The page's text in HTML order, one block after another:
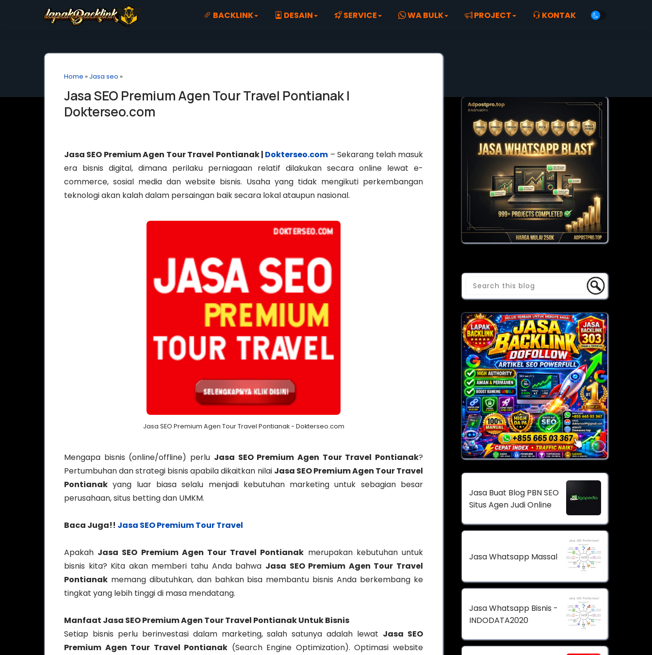
BACKLINK DESAIN SERVICE WA BULK PROJECT KONTAK
Home » Jasa seo »
Jasa SEO Premium Agen Tour Travel Pontianak |
Dokterseo.com
Jasa SEO Premium Agen Tour Travel Pontianak | Dokterseo.com – Sekarang telah masuk
era bisnis digital, dimana perilaku perniagaan relatif dilakukan secara online lewat e-
commerce, sosial media dan website bisnis. Usaha yang tidak mengikuti perkembangan
teknologi akan kalah dalam persaingan baik secara lokal ataupun nasional.
Jasa SEO Premium Agen Tour Travel Pontianak - Dokterseo.com
Mengapa bisnis (online/offline) perlu Jasa SEO Premium Agen Tour Travel Pontianak?
Pertumbuhan dan strategi bisnis apabila dikaitkan nilai Jasa SEO Premium Agen Tour Travel
Pontianak yang luar biasa selalu menjadi kebutuhan marketing untuk sebagian besar
perusahaan, situs betting dan UMKM.
Baca Juga!! Jasa SEO Premium Tour Travel
Apakah Jasa SEO Premium Agen Tour Travel Pontianak merupakan kebutuhan untuk
bisnis kita? Kita akan memberi tahu Anda bahwa Jasa SEO Premium Agen Tour Travel
Pontianak memang dibutuhkan, dan bahkan bisa membantu bisnis Anda berkembang ke
tingkat yang lebih tinggi di masa mendatang.
Manfaat Jasa SEO Premium Agen Tour Travel PontianakUntuk Bisnis
Setiap bisnis perlu berinvestasi dalam marketing, salah satunya adalah lewat Jasa SEO
Premium Agen Tour Travel Pontianak (Search Engine Optimization). Optimasi website
Jasa Buat Blog PBN SEO
Situs Agen Judi Online
Jasa Whatsapp Massal
Jasa Whatsapp Bisnis -
INDODATA2020